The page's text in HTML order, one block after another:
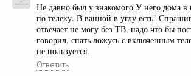
Не давно был у знакомого.У него дома в
по телеку. В ванной в углу есть!
отвечает не могу без ТВ, надо что бы
говорил, спать ложусь с включенным
не пользуется.
Ответить